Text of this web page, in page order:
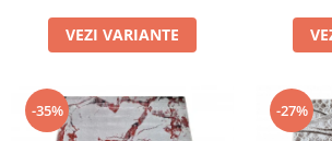
VEZI VARIANTE
-35% -27%